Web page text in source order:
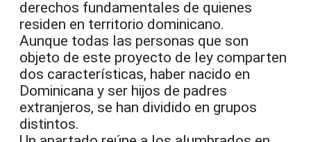
derechos fundamentales de quienes
residen en territorio dominicano.
Aunque todas las personas que son
objeto de este proyecto de ley comparten
dos características, haber nacido en
Dominicana y ser hijos de padres
extranjeros, se han dividido en grupos
distintos.